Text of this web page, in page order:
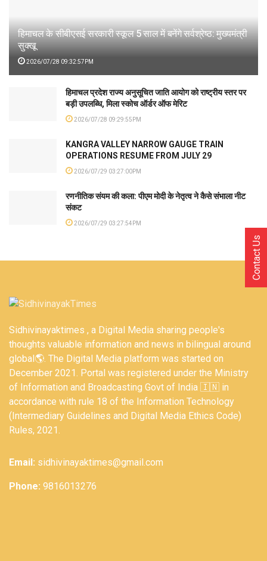
हिमाचल के सीबीएसई सरकारी स्कूल 5 साल में बनेंगे सर्वश्रेष्ठ: मुख्यमंत्री
सुक्खू
2026/07/28 09:32:57PM
हिमाचल प्रदेश राज्य अनुसूचित जाति आयोग को राष्ट्रीय स्तर पर
बड़ी उपलब्धि, मिला स्कोच ऑर्डर ऑफ मेरिट
2026/07/28 09:29:55PM
KANGRA VALLEY NARROW GAUGE TRAIN
OPERATIONS RESUME FROM JULY 29
2026/07/29 03:27:00PM
रणनीतिक संयम की कला: पीएम मोदी के नेतृत्व ने कैसे संभाला नीट
संकट
2026/07/29 03:27:54PM
Sidhivinayaktimes , a Digital Media sharing people's
thoughts valuable information and news in bilingual around
global🌎. The Digital Media platform was started on
December 2021. Portal was registered under the Ministry
of Information and Broadcasting Govt of India 🇮🇳 in
accordance with rule 18 of the Information Technology
(Intermediary Guidelines and Digital Media Ethics Code)
Rules, 2021.
Email: sidhivinayaktimes@gmail.com
Phone: 9816013276
Contact Us